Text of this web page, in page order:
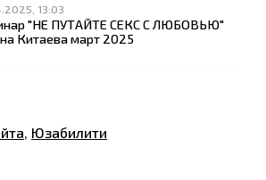
13:03
"НЕ ПУТАЙТЕ СЕКС С ЛЮБОВЬЮ"
Китаева март 2025
, Юзабилити